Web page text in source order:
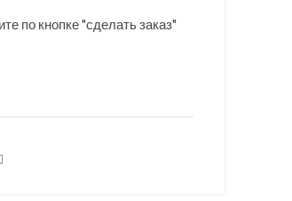
по кнопке "сделать заказ"